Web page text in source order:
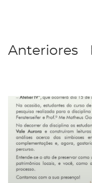
Anteriores